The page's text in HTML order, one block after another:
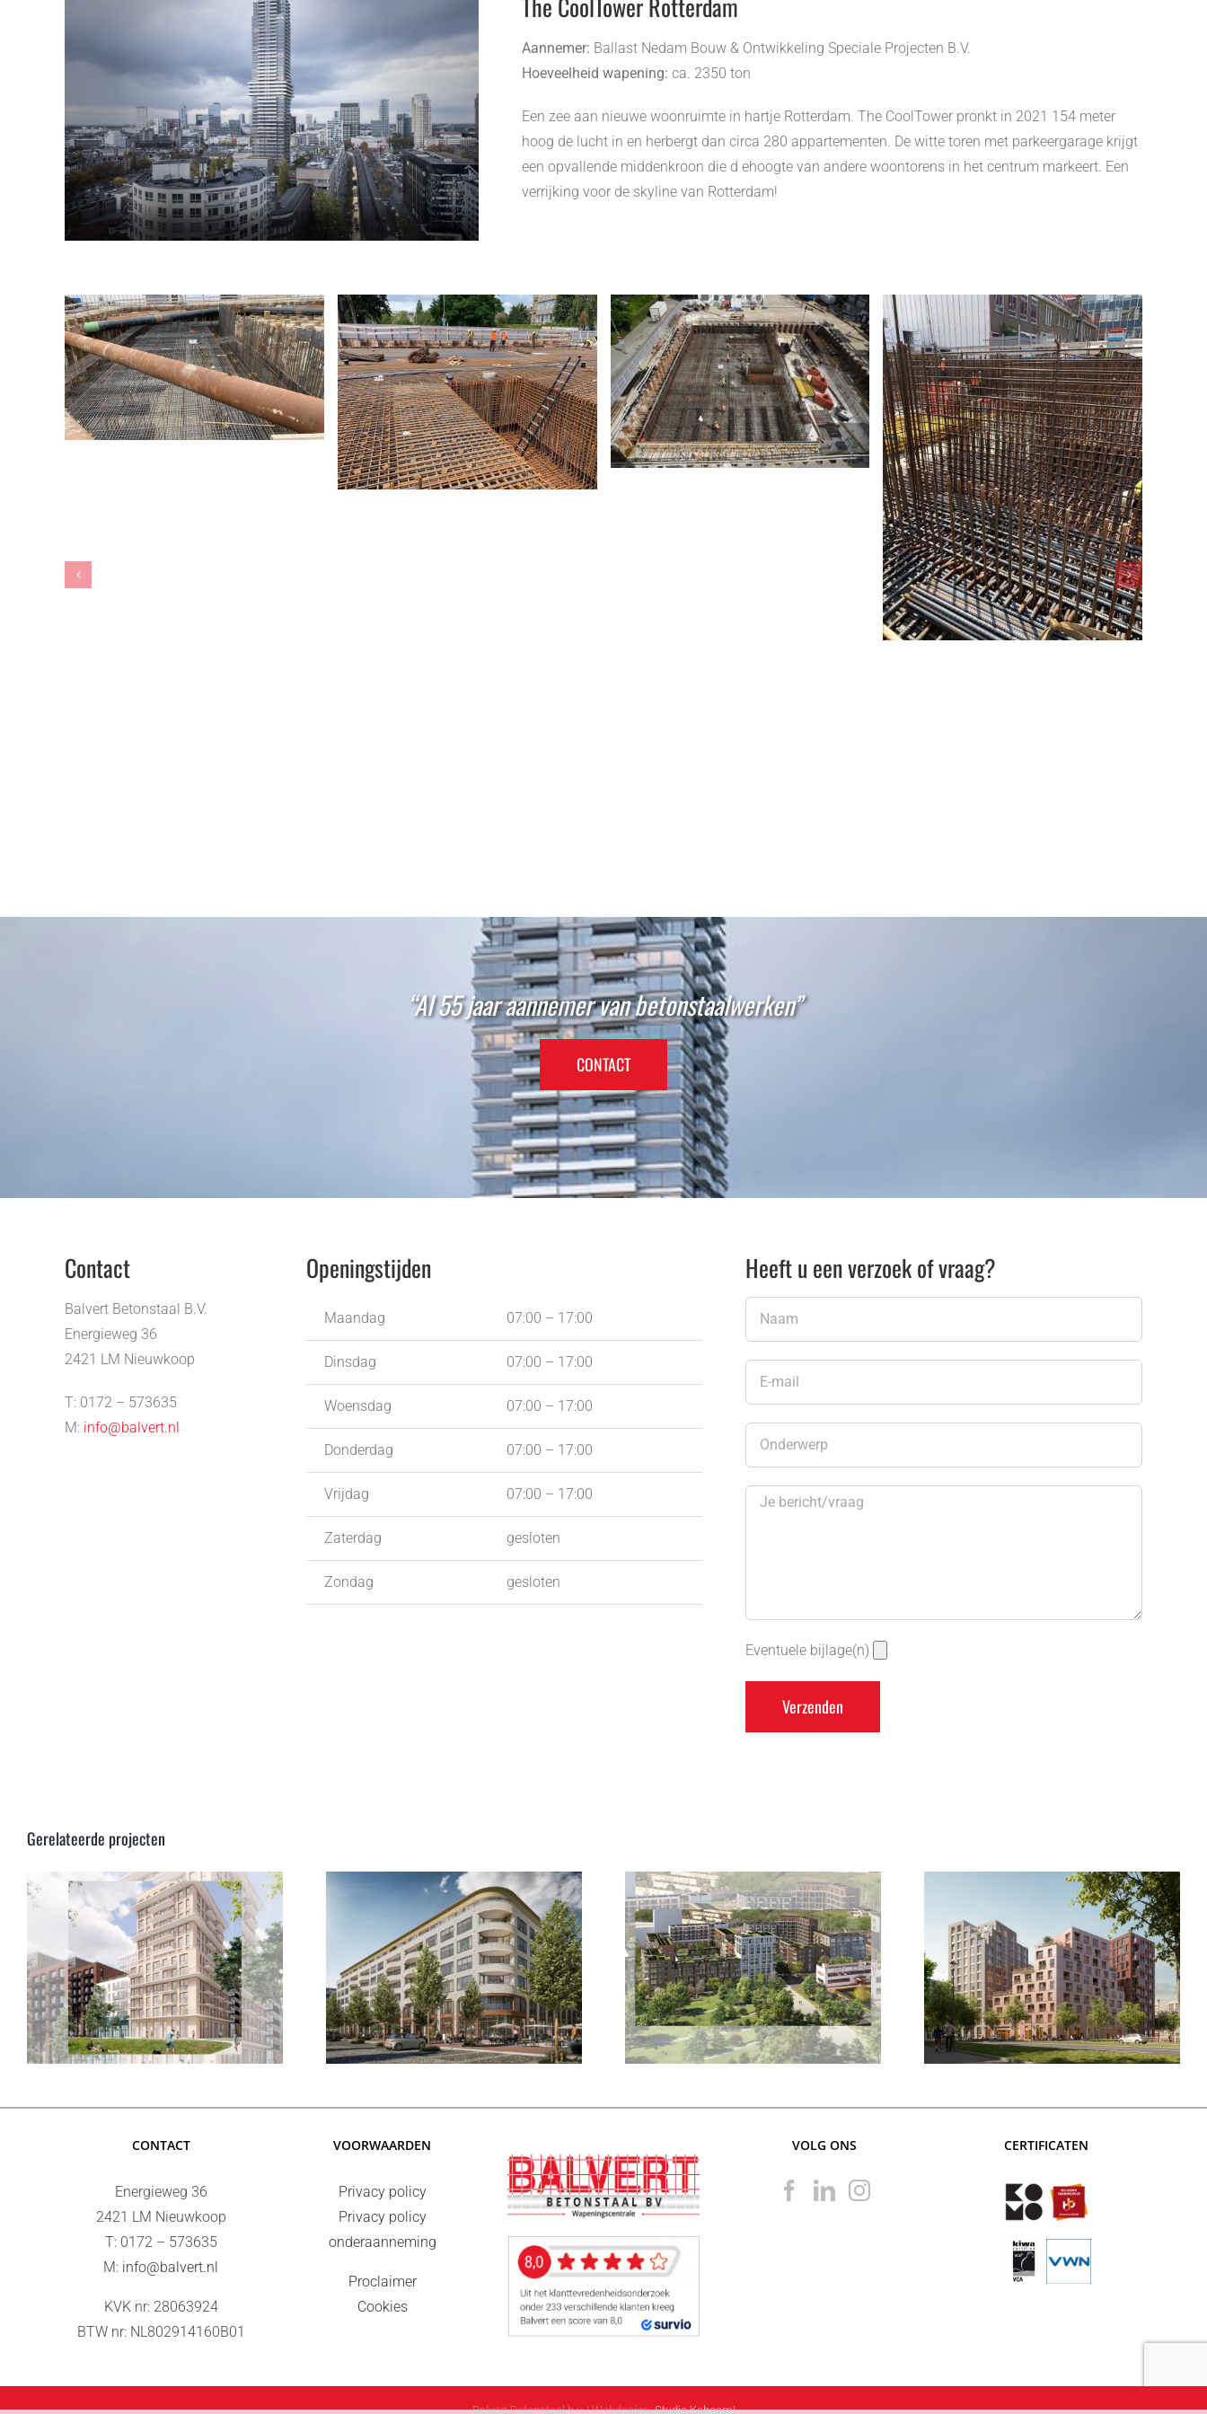
Aannemer: Ballast Nedam Bouw & Ontwikkeling Speciale Projecten B.V.
Hoeveelheid wapening: ca. 2350 ton
Een zee aan nieuwe woonruimte in hartje Rotterdam. The CoolTower pronkt in 2021 154 meter
hoog de lucht in en herbergt dan circa 280 appartementen. De witte toren met parkeergarage krijgt
een opvallende middenkroon die d ehoogte van andere woontorens in het centrum markeert. Een
verrijking voor de skyline van Rotterdam!
“Al 55 jaar aannemer van betonstaalwerken”
CONTACT
Contact
Balvert Betonstaal B.V.
Energieweg 36
2421 LM Nieuwkoop
T: 0172 – 573635
M: info@balvert.nl
Openingstijden
Maandag 07:00 – 17:00
Dinsdag 07:00 – 17:00
Woensdag 07:00 – 17:00
Donderdag 07:00 – 17:00
Vrijdag 07:00 – 17:00
Zaterdag gesloten
Zondag gesloten
Heeft u een verzoek of vraag?
Eventuele bijlage(n)
Gerelateerde projecten
136 appartementen &
commerciële ruimtes
TROM te Hoofddorp
De Nieuwe Defensie ,
Toren 1 te Utrecht
Hydepark blok 22 te
Hoofddorp
Nieuwbouw 575
woningen
Merwedekanaalzon te
Utrecht
CONTACT
Energieweg 36
2421 LM Nieuwkoop
T: 0172 – 573635
M: info@balvert.nl
KVK nr: 28063924
BTW nr: NL802914160B01
VOORWAARDEN
Privacy policy
Privacy policy
onderaanneming
Proclaimer
Cookies
VOLG ONS CERTIFICATEN
Balvert Betonstaal b.v. | Webdesign:Studio Kaboem!